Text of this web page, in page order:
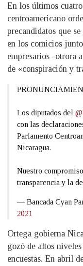
En los últimos
centroamericano
precandidatos que
en los comicios
empresarios -otrora
de «conspiración y
Los diputados del
con las
Parlamento
Nicaragua.
Nuestro
transparencia y la
— Bancada Cyan
2021
Ortega gobierna
gozó de altos
encuestas. En abril